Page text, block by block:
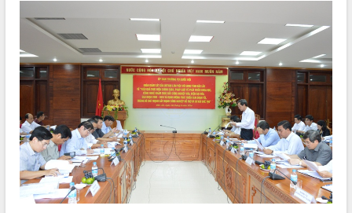
HỆ THỐNG VĂN BẢN
VĂN BẢN HĐND TỈNH
ĐIỂM TIN VĂN BẢN
QUY HOẠCH - KẾ HOẠCH